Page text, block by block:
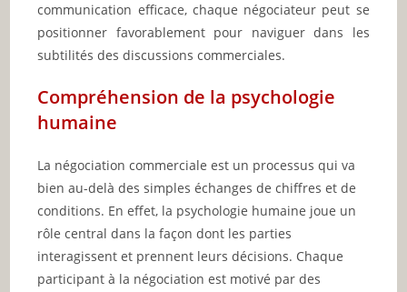
communication efficace, chaque négociateur peut se
positionner favorablement pour naviguer dans les
subtilités des discussions commerciales.
Compréhension de la psychologie
humaine
La négociation commerciale est un processus qui va
bien au-delà des simples échanges de chiffres et de
conditions. En effet, la psychologie humaine joue un
rôle central dans la façon dont les parties
interagissent et prennent leurs décisions. Chaque
participant à la négociation est motivé par des